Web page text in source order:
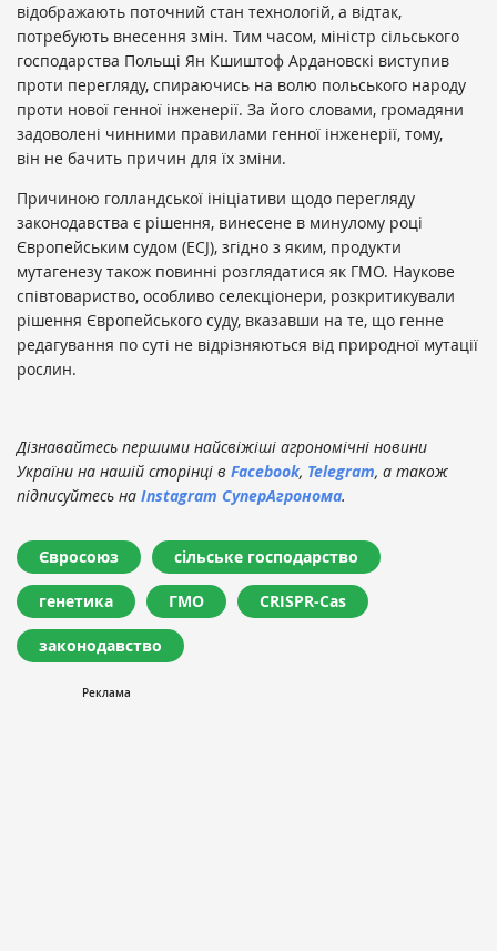
відображають поточний стан технологій, а відтак,
потребують внесення змін. Тим часом, міністр сільського
господарства Польщі Ян Кшиштоф Ардановскі виступив
проти перегляду, спираючись на волю польського народу
проти нової генної інженерії. За його словами, громадяни
задоволені чинними правилами генної інженерії, тому,
він не бачить причин для їх зміни.
Причиною голландської ініціативи щодо перегляду
законодавства є рішення, винесене в минулому році
Європейським судом (ECJ), згідно з яким, продукти
мутагенезу також повинні розглядатися як ГМО. Наукове
співтовариство, особливо селекціонери, розкритикували
рішення Європейського суду, вказавши на те, що генне
редагування по суті не відрізняються від природної мутації
рослин.
Дізнавайтесь першими найсвіжіші агрономічні новини
України на нашій сторінці в Facebook, Telegram, а також
підписуйтесь на Instagram СуперАгронома.
Євросоюз сільське господарство
генетика ГМО CRISPR-Cas
законодавство